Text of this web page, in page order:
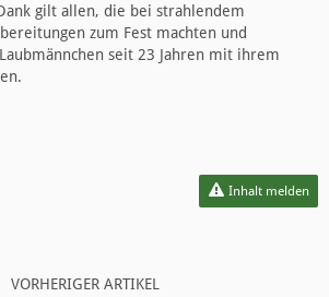
gilt allen, die bei strahlendem
zum Fest machten und
seit 23 Jahren mit ihrem
Inhalt melden
VORHERIGER ARTIKEL